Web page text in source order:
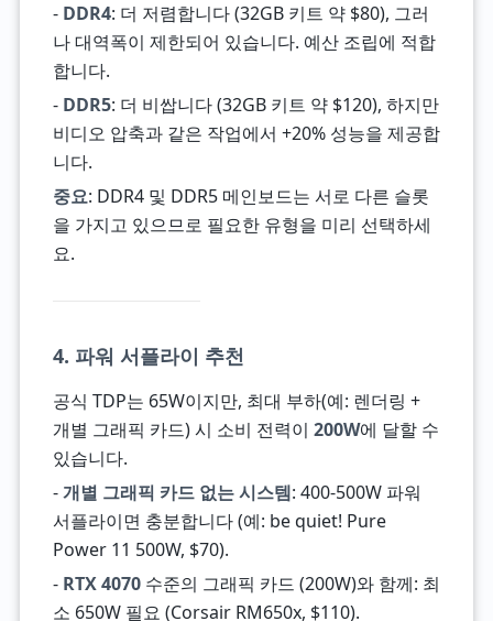
- DDR4: 더 저렴합니다 (32GB 키트 약 $80), 그러
나 대역폭이 제한되어 있습니다. 예산 조립에 적합
합니다.
- DDR5: 더 비쌉니다 (32GB 키트 약 $120), 하지만
비디오 압축과 같은 작업에서 +20% 성능을 제공합
니다.
중요: DDR4 및 DDR5 메인보드는 서로 다른 슬롯
을 가지고 있으므로 필요한 유형을 미리 선택하세
요.
4. 파워 서플라이 추천
공식 TDP는 65W이지만, 최대 부하(예: 렌더링 +
개별 그래픽 카드) 시 소비 전력이 200W에 달할 수
있습니다.
-개별 그래픽 카드 없는 시스템: 400-500W 파워
서플라이면 충분합니다 (예: be quiet! Pure
Power 11 500W, $70).
- RTX 4070수준의 그래픽 카드 (200W)와 함께: 최
소 650W 필요 (Corsair RM650x, $110).